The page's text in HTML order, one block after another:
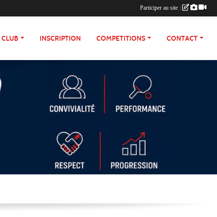
CLUB INSCRIPTION COMPETITIONS CONTACT
Participer au site :